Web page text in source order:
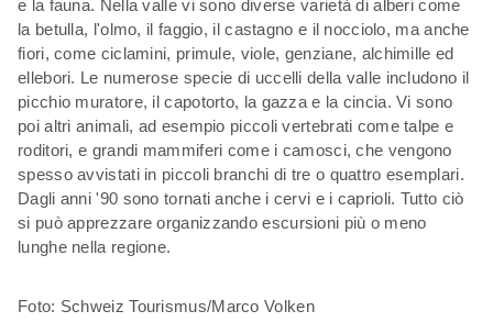
e la fauna. Nella valle vi sono diverse varietà di alberi come
la betulla, l'olmo, il faggio, il castagno e il nocciolo, ma anche
fiori, come ciclamini, primule, viole, genziane, alchimille ed
ellebori. Le numerose specie di uccelli della valle includono il
picchio muratore, il capotorto, la gazza e la cincia. Vi sono
poi altri animali, ad esempio piccoli vertebrati come talpe e
roditori, e grandi mammiferi come i camosci, che vengono
spesso avvistati in piccoli branchi di tre o quattro esemplari.
Dagli anni '90 sono tornati anche i cervi e i caprioli. Tutto ciò
si può apprezzare organizzando escursioni più o meno
lunghe nella regione.
Foto: Schweiz Tourismus/Marco Volken